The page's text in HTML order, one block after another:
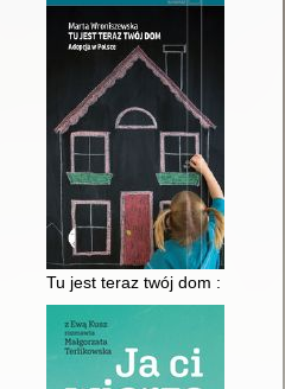
psychoedukacji,
Tu jest teraz twój dom :